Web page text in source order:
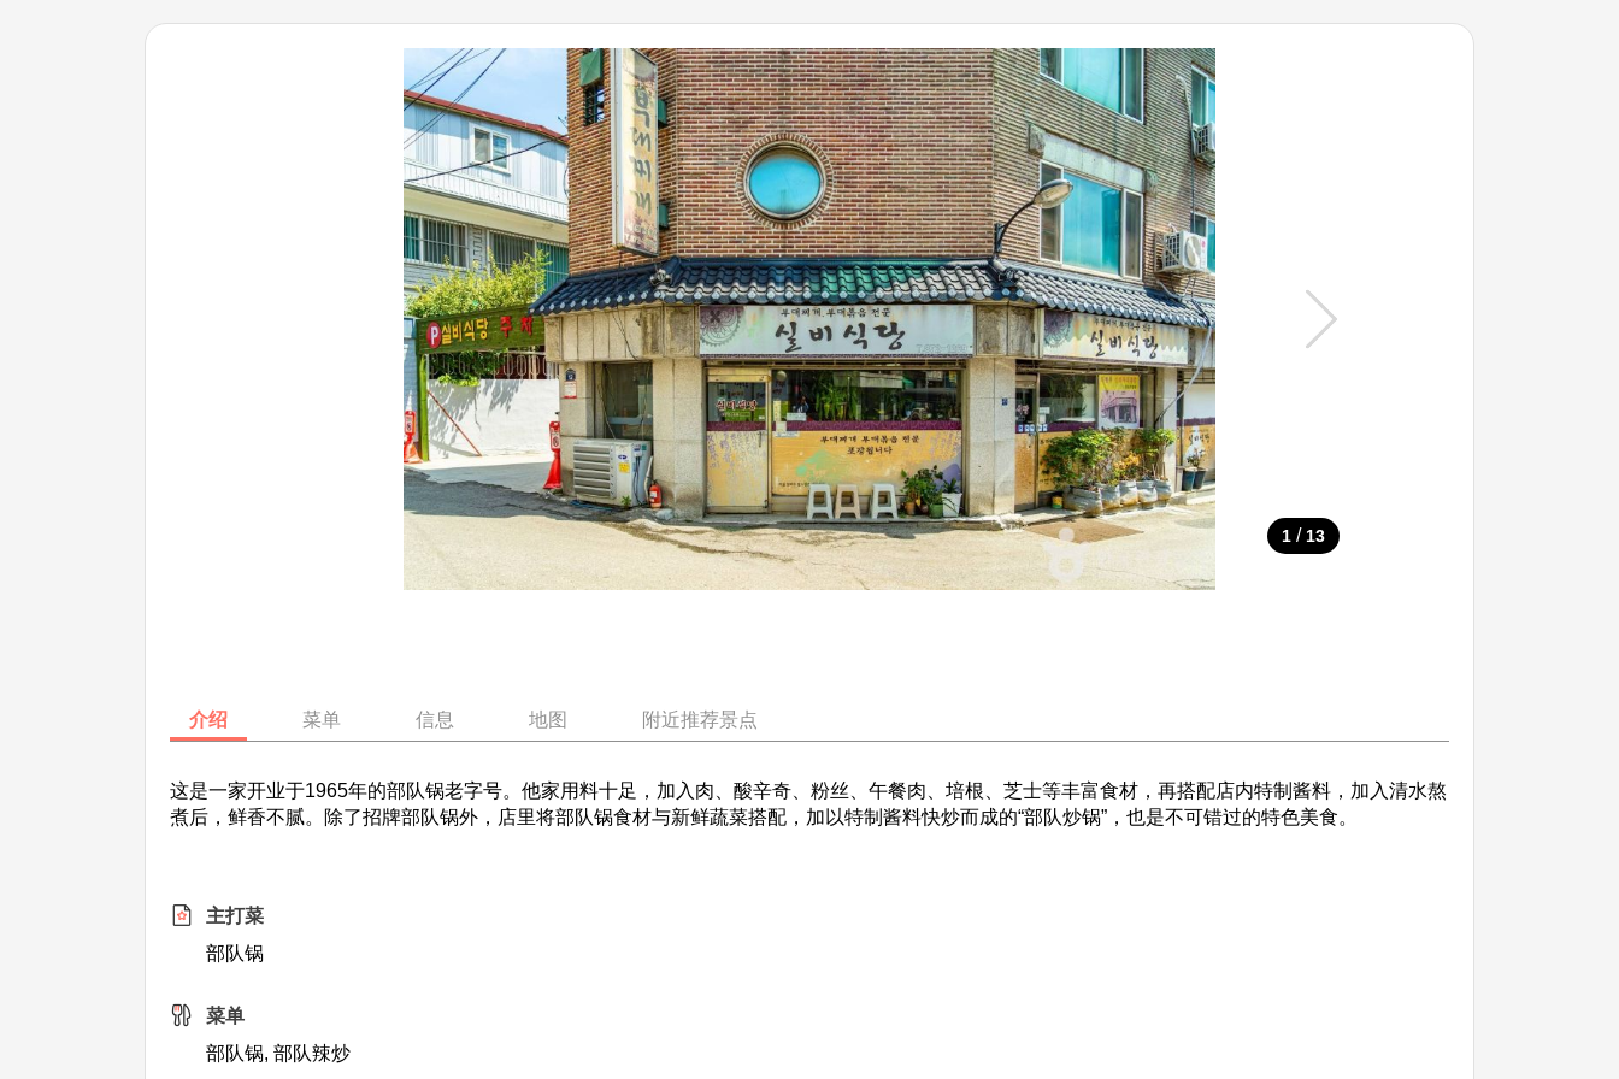
1 / 13
介绍 菜单 信息 地图 附近推荐景点
这是一家开业于1965年的部队锅老字号。他家用料十足，加入肉、酸辛奇、粉丝、午餐肉、培根、芝士等丰富食材，再搭配店内特制酱料，加入清水熬
煮后，鲜香不腻。除了招牌部队锅外，店里将部队锅食材与新鲜蔬菜搭配，加以特制酱料快炒而成的“部队炒锅”，也是不可错过的特色美食。
主打菜
部队锅
菜单
部队锅, 部队辣炒